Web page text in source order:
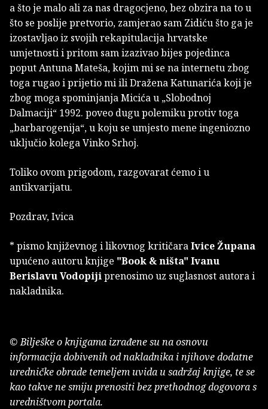
a što je malo ali za nas dragocjeno, bez obzira na to u
što se poslije pretvorio, zamjerao sam Zidiću što ga je
izostavljao iz svojih rekapitulacija hrvatske
umjetnosti i pritom sam izazivao bijes pojedinca
poput Antuna Mateša, kojim mi se na internetu zbog
toga rugao i prijetio mi ili Dražena Katunarića koji je
zbog moga spominjanja Micića u „Slobodnoj
Dalmaciji“ 1992. poveo dugu polemiku protiv toga
„barbarogenija“, u koju se umjesto mene ingeniozno
uključio kolega Vinko Srhoj.
Toliko ovom prigodom, razgovarat ćemo i u
antikvarijatu.
Pozdrav, Ivica
* pismo književnog i likovnog kritičaraIvice Župana
upućeno autoru knjige "Book & ništa" Ivanu
Berislavu Vodopijiprenosimo uz suglasnost autora i
nakladnika.
© Bilješke o knjigama izrađene su na osnovu
informacija dobivenih od nakladnika i njihove dodatne
uredničke obrade temeljem uvida u sadržaj knjige, te se
kao takve ne smiju prenositi bez prethodnog dogovora s
uredništvom portala.